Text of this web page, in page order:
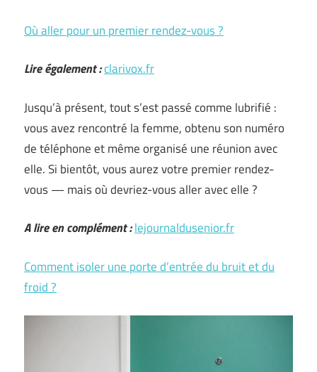
Où aller pour un premier rendez-vous ?
Lire également :clarivox.fr
Jusqu’à présent, tout s’est passé comme lubrifié :
vous avez rencontré la femme, obtenu son numéro
de téléphone et même organisé une réunion avec
elle. Si bientôt, vous aurez votre premier rendez-
vous — mais où devriez-vous aller avec elle ?
A lire en complément :lejournaldusenior.fr
Comment isoler une porte d’entrée du bruit et du
froid ?